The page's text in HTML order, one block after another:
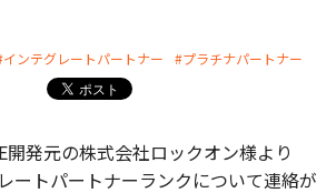
ト
インテグレートパートナー #プラチナパートナー
開発元の株式会社ロックオン様より
ートパートナーランクについて連絡が